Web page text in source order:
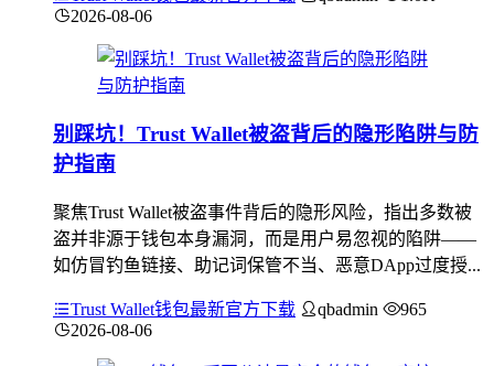
2026-08-06
别踩坑！Trust Wallet被盗背后的隐形陷阱与防
护指南
聚焦Trust Wallet被盗事件背后的隐形风险，指出多数被
盗并非源于钱包本身漏洞，而是用户易忽视的陷阱——
如仿冒钓鱼链接、助记词保管不当、恶意DApp过度授...
Trust Wallet钱包最新官方下载 qbadmin
965
2026-08-06